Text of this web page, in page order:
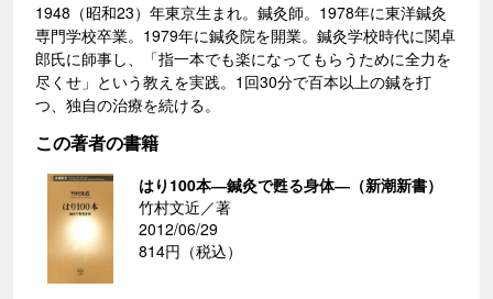
1948（昭和23）年東京生まれ。鍼灸師。1978年に東洋鍼灸
専門学校卒業。1979年に鍼灸院を開業。鍼灸学校時代に関卓
郎氏に師事し、「指一本でも楽になってもらうために全力を
尽くせ」という教えを実践。1回30分で百本以上の鍼を打
つ、独自の治療を続ける。
この著者の書籍
はり100本―鍼灸で甦る身体―（新潮新書）
竹村文近／著
2012/06/29
814円（税込）